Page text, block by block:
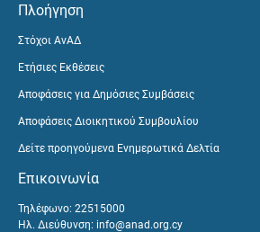
Πλοήγηση
Στόχοι ΑνΑΔ
Ετήσιες Εκθέσεις
Αποφάσεις για Δημόσιες Συμβάσεις
Αποφάσεις Διοικητικού Συμβουλίου
Δείτε προηγούμενα Ενημερωτικά Δελτία
Επικοινωνία
Τηλέφωνο: 22515000
Ηλ. Διεύθυνση: info@anad.org.cy